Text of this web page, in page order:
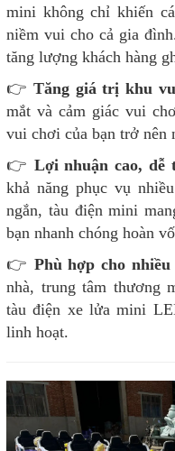
mini không chỉ khiến
niềm vui cho cả gia
tăng lượng khách hàng
👉Tăng giá trị khu
mắt và cảm giác vui
vui chơi của bạn trở nên
👉 Lợi nhuận cao, dễ
khả năng phục vụ
ngắn, tàu điện mini
bạn nhanh chóng hoàn
👉 Phù hợp cho
nhà, trung tâm thương
tàu điện xe lửa mini
linh hoạt.